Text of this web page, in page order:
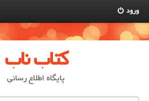
ورود
کتاب ناب
پایگاه اطلاع رسانی